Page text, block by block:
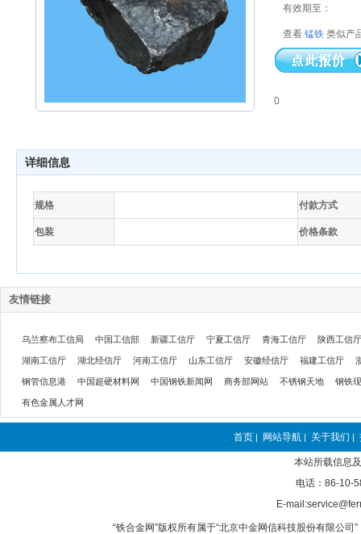
有效期至：
查看 锰铁 类似产
0
详细信息
规格 付款方式
包装 价格条款
友情链接
乌兰察布工信局 中国工信部 新疆工信厅 宁夏工信厅 青海工信厅 陕西工信厅
湖南工信厅 湖北经信厅 河南工信厅 山东工信厅 安徽经信厅 福建工信厅
钢管信息港 中国超硬材料网 中国钢铁新闻网 商务部网站 不锈钢天地 钢铁
有色金属人才网
首页 | 网站导航 | 关于我们 |
本站所载信息
电话：86-10-
E-
“铁合金网”版权所有属于“北京中金网信科技股份有限公司